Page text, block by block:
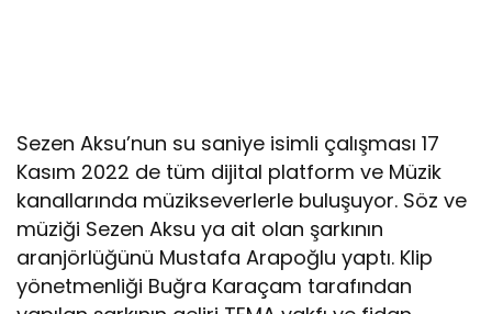
Sezen Aksu’nun su saniye isimli çalışması 17
Kasım 2022 de tüm dijital platform ve Müzik
kanallarında müzikseverlerle buluşuyor. Söz ve
müziği Sezen Aksu ya ait olan şarkının
aranjörlüğünü Mustafa Arapoğlu yaptı. Klip
yönetmenliği Buğra Karaçam tarafından